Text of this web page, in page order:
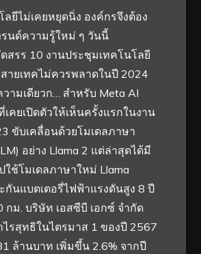
ลยีไม่เคยหยุดนิ่ง องค์กรจึงต้อง
นด์ความรู้ใหม่ ๆ วันนี้
สรร 10 งานประชุมเทคโนโลยี
สายเทคไม่ควรพลาดในปี 2024
ามเดียวก… สำหรับ Meta AI
คยเปิดตัวให้เห็นครั้งแรกในงาน
ขับเคลื่อนด้วยโมเดลภาษา
อย่าง Llama 2 แต่ล่าสุดได้มี
ใช้โมเดลภาษาใหม่ Llama
กันแบตเตอรี่ไฟฟ้าแรงดันสูง 8 ปี
กม. บริษัท เอสซีบี เอกซ์ จำกัด
รสุทธิในไตรมาส 1 ของปี 2567
ล้านบาท เพิ่มขึ้น 2.6% จากปี